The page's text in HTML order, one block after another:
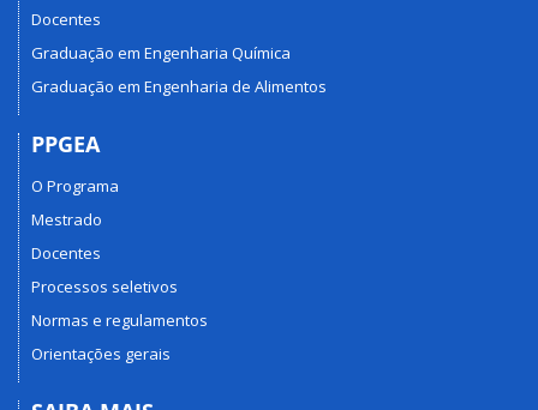
Docentes
Graduação em Engenharia Química
Graduação em Engenharia de Alimentos
PPGEA
O Programa
Mestrado
Docentes
Processos seletivos
Normas e regulamentos
Orientações gerais